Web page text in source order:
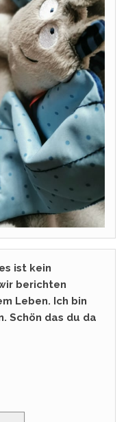
ist kein
berichten
Leben. Ich bin
Schön das du da